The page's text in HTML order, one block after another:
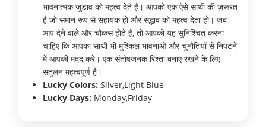
भावनात्मक जुड़ाव को महत्व देते हैं। आपको एक ऐसे साथी की ज़रूरत
है जो समान रूप से सहायक हो और सद्भाव को महत्व देता हो। जब
आप देने वाले और चौकस होते हैं, तो आपको यह सुनिश्चित करना
चाहिए कि आपका साथी भी मुश्किल भावनाओं और चुनौतियों से निपटने
में आपकी मदद करे। एक संतोषजनक रिश्ता बनाए रखने के लिए
संतुलन महत्वपूर्ण है।
Lucky Colors: Silver,Light Blue
Lucky Days: Monday,Friday